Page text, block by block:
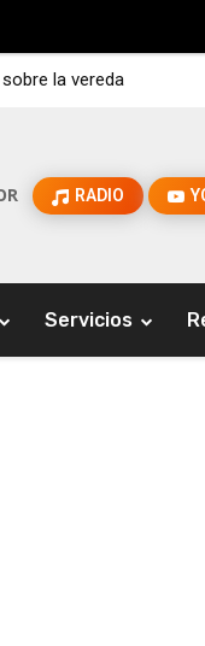
la vereda
RADIO
Servicios